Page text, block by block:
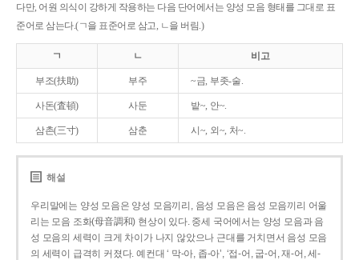
다만, 어원 의식이 강하게 작용하는 다음 단어에서는 양성 모음 형태를 그대로 표
준어로 삼는다.(ㄱ을 표준어로 삼고, ㄴ을 버림.)
ㄱ ㄴ 비고
부조(扶助) 부주 ~금, 부좃-술.
사돈(査頓) 사둔 밭~, 안~.
삼촌(三寸) 삼춘 시~, 외~, 처~.
해설
우리말에는 양성 모음은 양성 모음끼리, 음성 모음은 음성 모음끼리 어울
리는 모음 조화(母音調和) 현상이 있다. 중세 국어에서는 양성 모음과 음
성 모음의 세력이 크게 차이가 나지 않았으나 근대를 거치면서 음성 모음
의 세력이 급격히 커졌다. 예컨대 ‘ 막-아, 좁-아’, ‘접-어, 굽-어, 재-어, 세-